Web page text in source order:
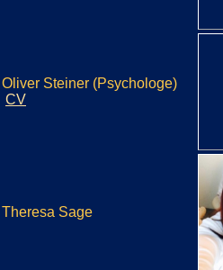
Oliver Steiner (Psychologe)
CV
Theresa Sage